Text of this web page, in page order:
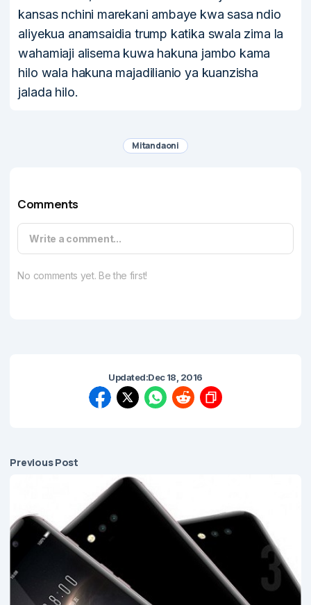
kansas nchini marekani ambaye kwa sasa ndio
aliyekua anamsaidia trump katika swala zima la
wahamiaji alisema kuwa hakuna jambo kama
hilo wala hakuna majadilianio ya kuanzisha
jalada hilo.
Mitandaoni
Comments
Write a comment...
No comments yet. Be the first!
Updated:Dec 18, 2016
Previous Post